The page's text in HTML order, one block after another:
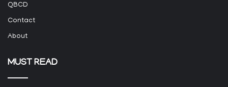
QBCD
Contact
About
MUST READ